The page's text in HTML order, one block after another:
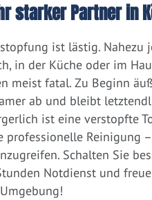
starker Partner in
ist lästig.
in der Küche oder im
meist fatal. Zu Beginn
ab und bleibt
ist eine verstopfte
professionelle Reinigung
Schalten Sie
Notdienst und